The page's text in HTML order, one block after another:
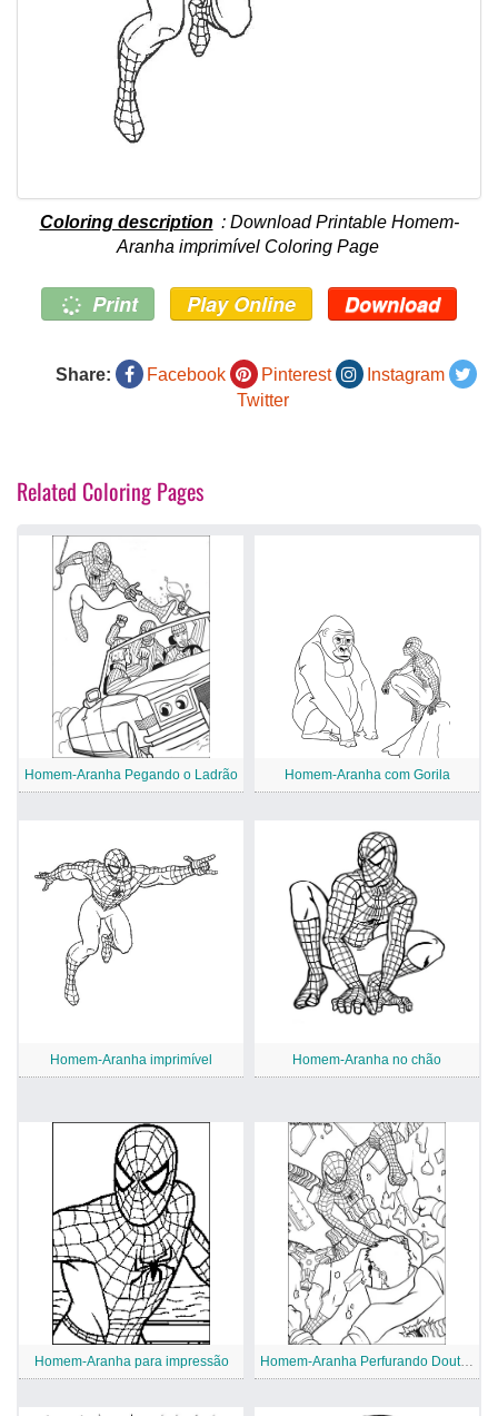
Coloring description : Download Printable Homem-
Aranha imprimível Coloring Page
Print Play Online Download
Share: Facebook Pinterest
Instagram
Twitter
Related Coloring Pages
Homem-Aranha Pegando o Ladrão Homem-Aranha com Gorila
Homem-Aranha imprimível Homem-Aranha no chão
Homem-Aranha para impressão Homem-Aranha Perfurando Doutor Octopus